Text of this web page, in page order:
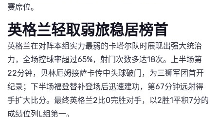
赛席位。
英格兰轻取弱旅稳居榜首
英格兰在对阵本组实力最弱的卡塔尔队时展现出强大统治
力，全场控球率超过65%，射门次数多达18次。上半场第
22分钟，贝林厄姆接萨卡传中头球破门，为三狮军团首开
纪录；下半场福登替补登场后迅速建功，第67分钟远射得
手扩大比分。最终英格兰2比0完胜对手，以2胜1平积7分的
成绩位列L组第一。